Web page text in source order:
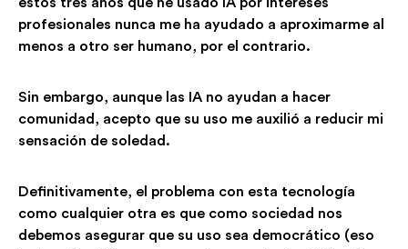
profesionales nunca me ha ayudado a aproximarme al
menos a otro ser humano, por el contrario.
Sin embargo, aunque las IA no ayudan a hacer
comunidad, acepto que su uso me auxilió a reducir mi
sensación de soledad.
Definitivamente, el problema con esta tecnología
como cualquier otra es que como sociedad nos
debemos asegurar que su uso sea democrático (eso